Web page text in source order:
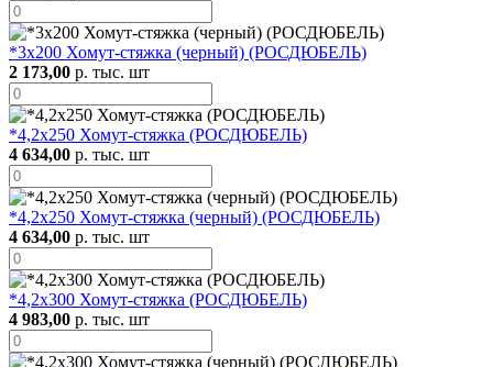
*3х200 Хомут-стяжка (черный) (РОСДЮБЕЛЬ)
2 173,00 р. тыс. шт
*4,2х250 Хомут-стяжка (РОСДЮБЕЛЬ)
4 634,00 р. тыс. шт
*4,2х250 Хомут-стяжка (черный) (РОСДЮБЕЛЬ)
4 634,00 р. тыс. шт
*4,2х300 Хомут-стяжка (РОСДЮБЕЛЬ)
4 983,00 р. тыс. шт